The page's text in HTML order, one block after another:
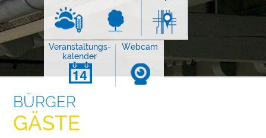
Veranstaltungs-
kalender
Webcam
BÜRGER
GÄSTE